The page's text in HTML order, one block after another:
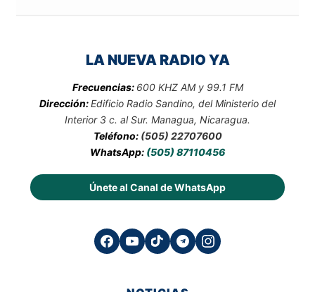
LA NUEVA RADIO YA
Frecuencias: 600 KHZ AM y 99.1 FM
Dirección:Edificio Radio Sandino, del Ministerio del
Interior 3 c. al Sur. Managua, Nicaragua.
Teléfono: (505) 22707600
WhatsApp: (505) 87110456
Únete al Canal de WhatsApp